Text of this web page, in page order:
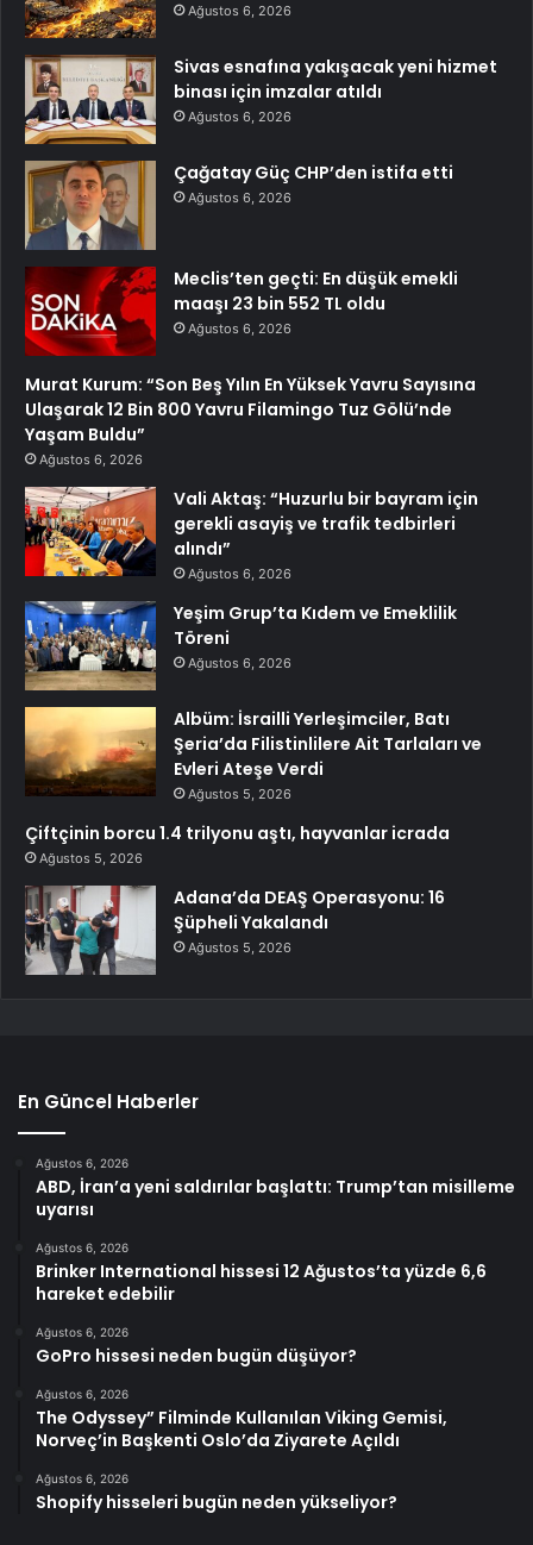
Ağustos 6, 2026
Sivas esnafına yakışacak yeni hizmet
binası için imzalar atıldı
Ağustos 6, 2026
Çağatay Güç CHP’den istifa etti
Ağustos 6, 2026
Meclis’ten geçti: En düşük emekli
maaşı 23 bin 552 TL oldu
Ağustos 6, 2026
Murat Kurum: “Son Beş Yılın En Yüksek Yavru Sayısına
Ulaşarak 12 Bin 800 Yavru Filamingo Tuz Gölü’nde
Yaşam Buldu”
Ağustos 6, 2026
Vali Aktaş: “Huzurlu bir bayram için
gerekli asayiş ve trafik tedbirleri
alındı”
Ağustos 6, 2026
Yeşim Grup’ta Kıdem ve Emeklilik
Töreni
Ağustos 6, 2026
Albüm: İsrailli Yerleşimciler, Batı
Şeria’da Filistinlilere Ait Tarlaları ve
Evleri Ateşe Verdi
Ağustos 5, 2026
Çiftçinin borcu 1.4 trilyonu aştı, hayvanlar icrada
Ağustos 5, 2026
Adana’da DEAŞ Operasyonu: 16
Şüpheli Yakalandı
Ağustos 5, 2026
En Güncel Haberler
Ağustos 6, 2026
ABD, İran’a yeni saldırılar başlattı: Trump’tan misilleme
uyarısı
Ağustos 6, 2026
Brinker International hissesi 12 Ağustos’ta yüzde 6,6
hareket edebilir
Ağustos 6, 2026
GoPro hissesi neden bugün düşüyor?
Ağustos 6, 2026
The Odyssey” Filminde Kullanılan Viking Gemisi,
Norveç’in Başkenti Oslo’da Ziyarete Açıldı
Ağustos 6, 2026
Shopify hisseleri bugün neden yükseliyor?